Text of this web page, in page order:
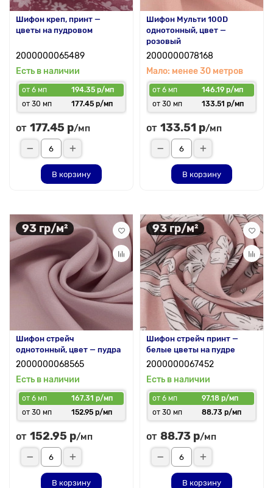
Шифон креп, принт —
цветы на пудровом
2000000065489
Есть в наличии
от 6 мп
194.35 р/мп
от 30 мп
177.45 р/мп
от 177.45 р/мп
В корзину
Шифон Мульти 100D
однотонный, цвет —
розовый
2000000078168
Мало: менее 30 метров
от 6 мп
146.19 р/мп
от 30 мп
133.51 р/мп
от 133.51 р/мп
В корзину
93 гр/м²
Шифон стрейч
однотонный, цвет — пудра
2000000068565
Есть в наличии
от 6 мп
167.31 р/мп
от 30 мп
152.95 р/мп
от 152.95 р/мп
В корзину
93 гр/м²
Шифон стрейч принт —
белые цветы на пудре
2000000067452
Есть в наличии
от 6 мп
97.18 р/мп
от 30 мп
88.73 р/мп
от 88.73 р/мп
В корзину